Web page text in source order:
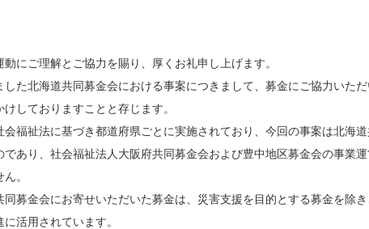
にご理解とご協力を賜り、厚くお礼申し上げます。
した北海道共同募金会における事案につきまして、募金にご協力いた
しておりますことと存じます。
会福祉法に基づき都道府県ごとに実施されており、今回の事案は北海
であり、社会福祉法人大阪府共同募金会および豊中地区募金会の事業
。
同募金会にお寄せいただいた募金は、災害支援を目的とする募金を除
活用されています。